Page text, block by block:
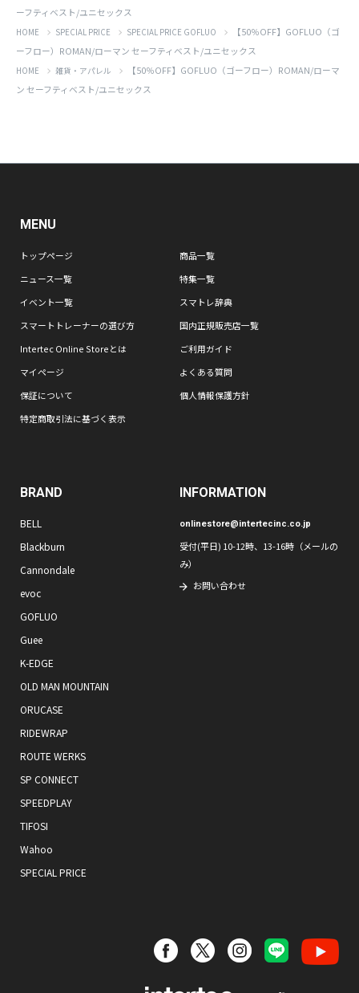
ーフティベスト/ユニセックス
HOME SPECIAL PRICE SPECIAL PRICE GOFLUO
【50％OFF】GOFLUO（ゴ
ーフロー）ROMAN/ローマン セーフティベスト/ユニセックス
HOME 雑貨・アパレル
【50％OFF】GOFLUO（ゴーフロー）ROMAN/ローマ
ン セーフティベスト/ユニセックス
MENU
トップページ
商品一覧
ニュース一覧
特集一覧
イベント一覧
スマトレ辞典
スマートトレーナーの選び方
国内正規販売店一覧
Intertec Online Storeとは
ご利用ガイド
マイページ
よくある質問
保証について
個人情報保護方針
特定商取引法に基づく表示
BRAND
BELL
Blackburn
Cannondale
evoc
GOFLUO
Guee
K-EDGE
OLD MAN MOUNTAIN
ORUCASE
RIDEWRAP
ROUTE WERKS
SP CONNECT
SPEEDPLAY
TIFOSI
Wahoo
SPECIAL PRICE
INFORMATION
onlinestore@intertecinc.co.jp
受付(平日) 10-12時、13-16時（メールの
み）
お問い合わせ